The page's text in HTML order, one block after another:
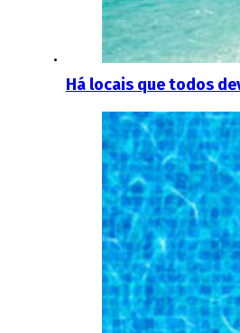
Há locais que todos